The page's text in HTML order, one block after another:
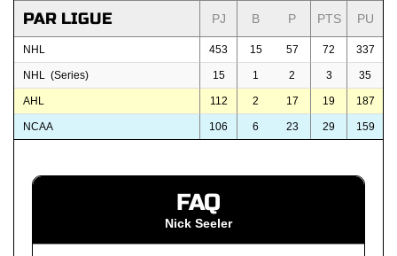
PAR LIGUE PJ B P PTS PU
NHL 453 15 57 72 337
NHL (Series) 15 1 2 3 35
AHL 112 2 17 19 187
NCAA 106 6 23 29 159
FAQ
Nick Seeler